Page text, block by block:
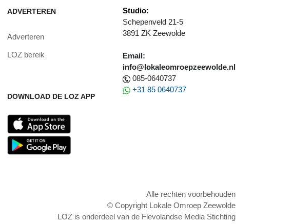
ADVERTEREN
Adverteren
LOZ bereik
DOWNLOAD DE LOZ APP
Studio:
Schepenveld 21-5
3891 ZK Zeewolde
Email:
info@lokaleomroepzeewolde.nl
085-0640737
+31 85 0640737
Alle rechten voorbehouden
© Copyright Lokale Omroep Zeewolde
LOZ is onderdeel van de Flevolandse Media Stichting